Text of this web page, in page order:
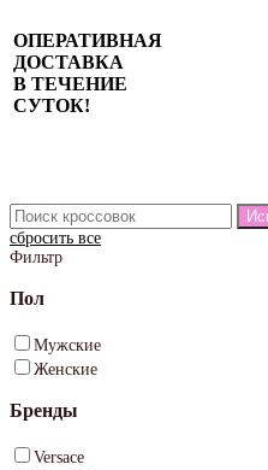
ОПЕРАТИВНАЯ
ДОСТАВКА
В ТЕЧЕНИЕ
СУТОК!
сбросить все
Фильтр
Пол
Мужские
Женские
Бренды
Versace